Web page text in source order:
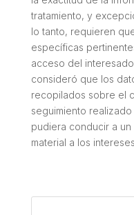
tratamiento, y
lo tanto, requieren
específicas
acceso del
consideró que los
recopilados sobre el
seguimiento
pudiera conducir a
material a los